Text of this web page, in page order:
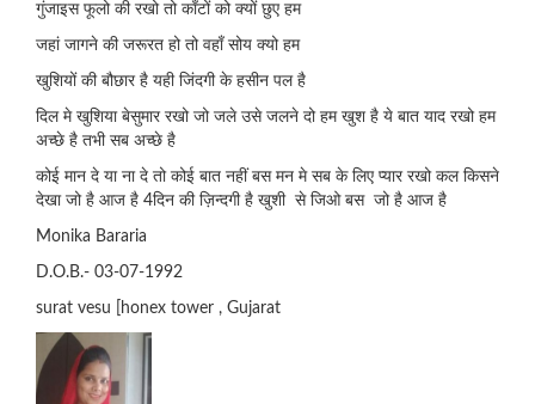
गुंजाइस फूलो की रखो तो काँटों को क्यों छुए हम
जहां जागने की जरूरत हो तो वहाँ सोय क्यो हम
खुशियों की बौछार है यही जिंदगी के हसीन पल है
दिल मे खुशिया बेसुमार रखो जो जले उसे जलने दो हम खुश है ये बात याद रखो हम
अच्छे है तभी सब अच्छे है
कोई मान दे या ना दे तो कोई बात नहीं बस मन मे सब के लिए प्यार रखो कल किसने
देखा जो है आज है 4दिन की ज़िन्दगी है खुशी से जिओ बस जो है आज है
Monika Bararia
D.O.B.- 03-07-1992
surat vesu [honex tower , Gujarat